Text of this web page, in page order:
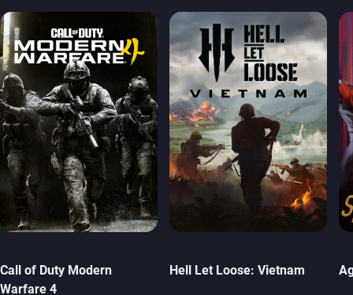
Call of Duty Modern
Warfare 4
Hell Let Loose: Vietnam